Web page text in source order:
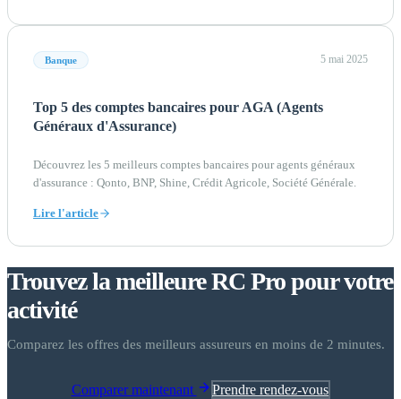
Banque 5 mai 2025
Top 5 des comptes bancaires pour AGA (Agents
Généraux d'Assurance)
Découvrez les 5 meilleurs comptes bancaires pour agents généraux
d'assurance : Qonto, BNP, Shine, Crédit Agricole, Société Générale.
Lire l'article
Trouvez la meilleure RC Pro pour votre
activité
Comparez les offres des meilleurs assureurs en moins de 2 minutes.
Comparer maintenant Prendre rendez-vous